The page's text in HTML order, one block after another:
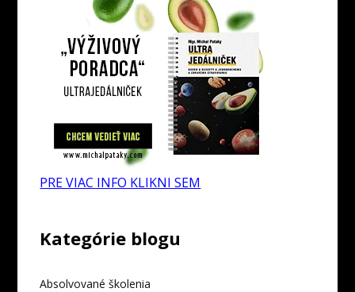
PRE VIAC INFO KLIKNI SEM
Kategórie blogu
Absolvované školenia